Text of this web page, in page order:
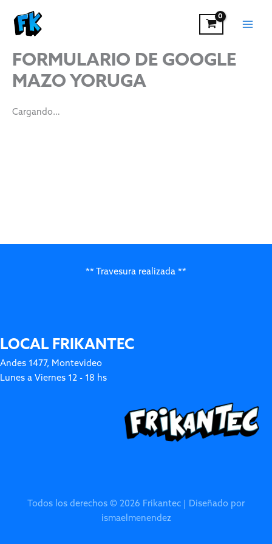
contenido
FORMULARIO DE GOOGLE
MAZO YORUGA
Cargando…
** Travesura realizada **
LOCAL FRIKANTEC
Andes 1477, Montevideo
Lunes a Viernes 12 - 18 hs
Todos los derechos © 2026 Frikantec | Diseñado por
ismaelmenendez